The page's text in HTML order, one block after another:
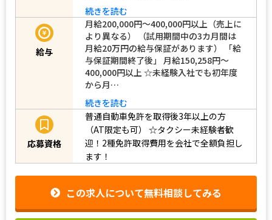
続きを読む
給与
月給200,000円～400,000円以上（売上に
より異なる） （試用期間中の3カ月間は
月給20万円の給与保証があります） 「給
与保証期間終了後」 月給150,258円～
400,000円以上 ☆未経験入社でも初年度
から月…
続きを読む
応募資格
普通自動車免許を取得後3年以上の方
（AT限定も可）
☆タクシー未経験者歓
迎！2種免許取得費用を会社で全額負担し
ます！
この求人について無料相談してみる